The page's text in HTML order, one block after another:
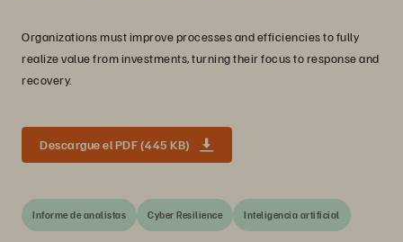
Organizations must improve processes and efficiencies to fully
realize value from investments, turning their focus to response and
recovery.
Descargue el PDF (445 KB)
Informe de analistas Cyber Resilience Inteligencia artificial